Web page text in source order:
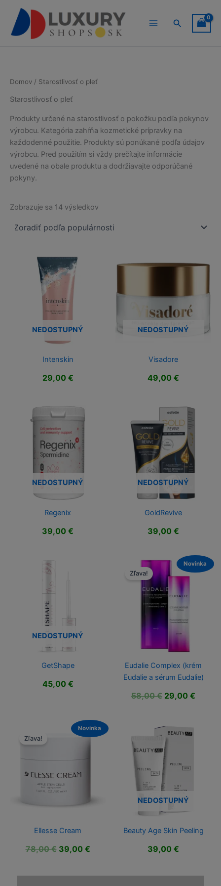
obsah
Hľadať
Domov / Starostlivosť o pleť
Starostlivosť o pleť
Produkty určené na starostlivosť o pokožku podľa pokynov
výrobcu. Kategória zahŕňa kozmetické prípravky na
každodenné použitie. Produkty sú ponúkané podľa údajov
výrobcu. Pred použitím si vždy prečítajte informácie
uvedené na obale produktu a dodržiavajte odporúčané
pokyny.
Zobrazuje sa 14 výsledkovZoradené
NEDOSTUPNÝ
Intenskin
29,00 €
NEDOSTUPNÝ
Visadore
49,00 €
NEDOSTUPNÝ
Regenix
39,00 €
NEDOSTUPNÝ
GoldRevive
39,00 €
NEDOSTUPNÝ
GetShape
45,00 €
Novinka
Zľava!
Eudalie Complex (krém
Eudalie a sérum Eudalie)
58,00€ Pôvodná
58,00 €.
29,00 €
Novinka
Zľava!
Ellesse Cream
78,00€ Pôvodná
78,00 €.
39,00 €Aktuálna
39,00 €.
NEDOSTUPNÝ
Beauty Age Skin Peeling
39,00 €